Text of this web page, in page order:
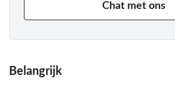
Chat met ons
Belangrijk